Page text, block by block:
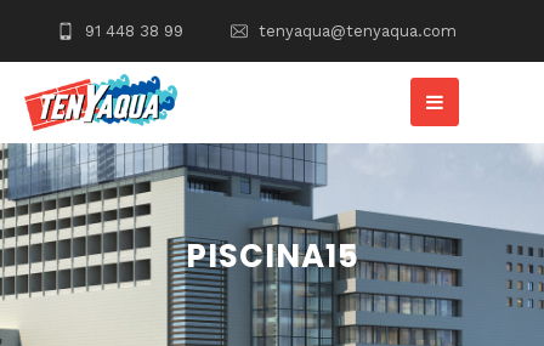
91 448 38 99 tenyaqua@tenyaqua.com
PISCINA15